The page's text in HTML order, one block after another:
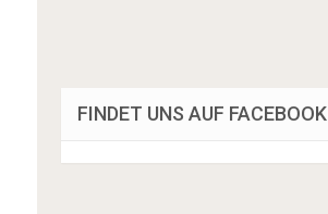
FINDET UNS AUF FACEBOOK